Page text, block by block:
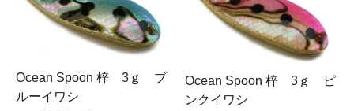
Ocean Spoon 梓 3ｇ ブ
ルーイワシ
Ocean Spoon 梓 3ｇ ピ
ンクイワシ